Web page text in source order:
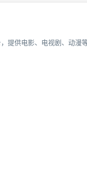
提供电影、电视剧、动漫等